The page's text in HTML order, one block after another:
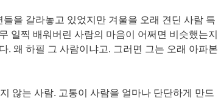
을 갈라놓고 있었지만 겨울을 오래 견딘 사람 특
일찍 배워버린 사람의 마음이 어쩌면 비슷했는지
. 왜 하필 그 사람이냐고. 그러면 그는 오래 아파본
않는 사람. 고통이 사람을 얼마나 단단하게 만드